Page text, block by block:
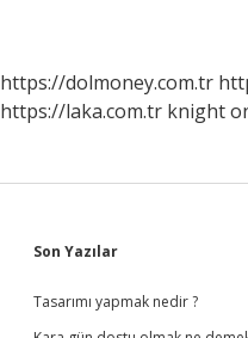
https://dolmoney.com.tr
https://laka.com.tr knight
Sidebar
Son Yazılar
Tasarımı yapmak nedir ?